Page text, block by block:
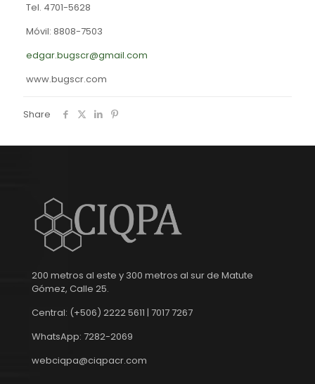
Tel. 4701-5628
Móvil: 8808-7503
edgar.bugscr@gmail.com
www.bugscr.com
Share
200 metros al este y 300 metros al sur de Matute
Gómez, Calle 25.
Central: (+506) 2222 5611 | 7017 7267
WhatsApp: 7282-2069
webciqpa@ciqpacr.com